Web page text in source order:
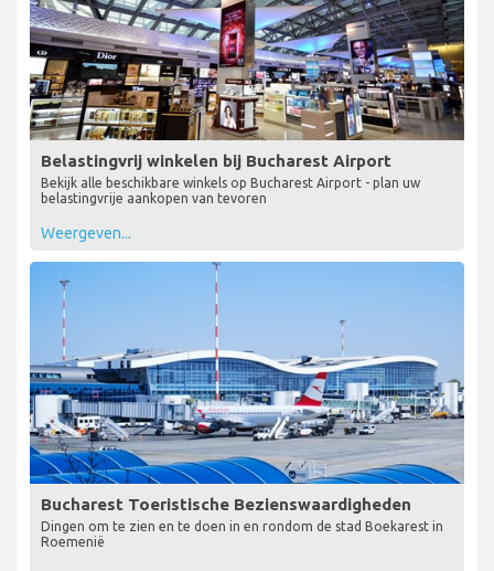
Belastingvrij winkelen bij Bucharest Airport
Bekijk alle beschikbare winkels op Bucharest Airport - plan uw
belastingvrije aankopen van tevoren
Weergeven...
Bucharest Toeristische Bezienswaardigheden
Dingen om te zien en te doen in en rondom de stad Boekarest in
Roemenië